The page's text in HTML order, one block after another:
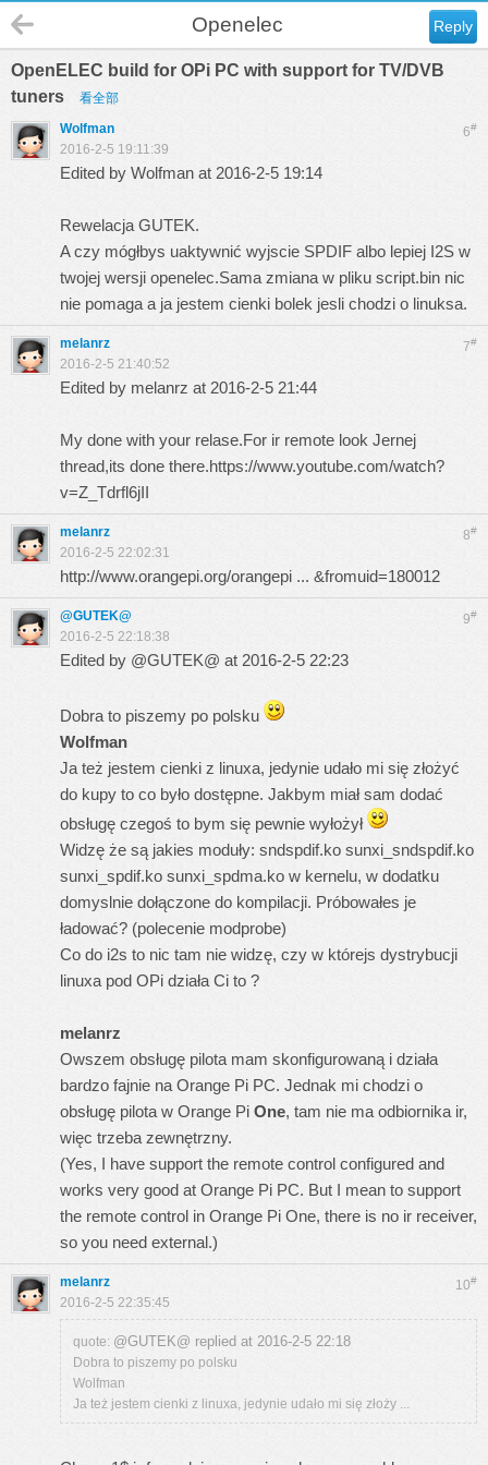
Reply
Openelec
OpenELEC build for OPi PC with support for TV/DVB
tuners
看全部
6#
Wolfman
2016-2-5 19:11:39
Edited by Wolfman at 2016-2-5 19:14
Rewelacja GUTEK.
A czy mógłbys uaktywnić wyjscie SPDIF albo lepiej I2S w
twojej wersji openelec.Sama zmiana w pliku script.bin nic
nie pomaga a ja jestem cienki bolek jesli chodzi o linuksa.
7#
melanrz
2016-2-5 21:40:52
Edited by melanrz at 2016-2-5 21:44
My done with your relase.For ir remote look Jernej
thread,its done there.https://www.youtube.com/watch?
v=Z_Tdrfl6jII
8#
melanrz
2016-2-5 22:02:31
http://www.orangepi.org/orangepi ... &fromuid=180012
9#
@GUTEK@
2016-2-5 22:18:38
Edited by @GUTEK@ at 2016-2-5 22:23
Dobra to piszemy po polsku
Wolfman
Ja też jestem cienki z linuxa, jedynie udało mi się złożyć
do kupy to co było dostępne. Jakbym miał sam dodać
obsługę czegoś to bym się pewnie wyłożył
Widzę że są jakies moduły: sndspdif.ko sunxi_sndspdif.ko
sunxi_spdif.ko sunxi_spdma.ko w kernelu, w dodatku
domyslnie dołączone do kompilacji. Próbowałes je
ładować? (polecenie modprobe)
Co do i2s to nic tam nie widzę, czy w którejs dystrybucji
linuxa pod OPi działa Ci to ?
melanrz
Owszem obsługę pilota mam skonfigurowaną i działa
bardzo fajnie na Orange Pi PC. Jednak mi chodzi o
obsługę pilota w Orange Pi One, tam nie ma odbiornika ir,
więc trzeba zewnętrzny.
(Yes, I have support the remote control configured and
works very good at Orange Pi PC. But I mean to support
the remote control in Orange Pi One, there is no ir receiver,
so you need external.)
10#
melanrz
2016-2-5 22:35:45
quote: @GUTEK@ replied at 2016-2-5 22:18
Dobra to piszemy po polsku
Wolfman
Ja też jestem cienki z linuxa, jedynie udało mi się złoży ...